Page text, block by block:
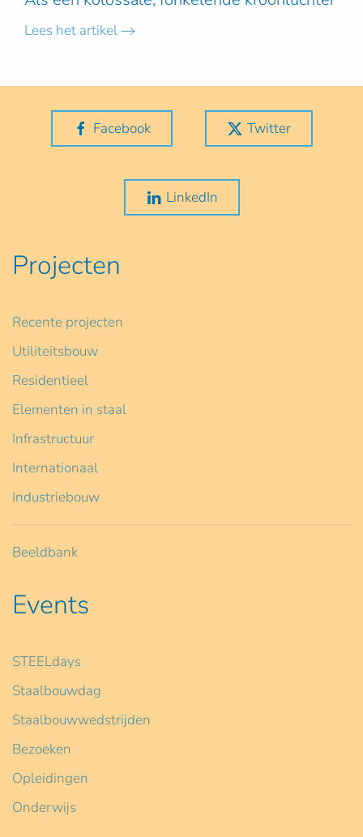
Lees het artikel
Facebook Twitter
LinkedIn
Projecten
Recente projecten
Utiliteitsbouw
Residentieel
Elementen in staal
Infrastructuur
Internationaal
Industriebouw
Beeldbank
Events
STEELdays
Staalbouwdag
Staalbouwwedstrijden
Bezoeken
Opleidingen
Onderwijs